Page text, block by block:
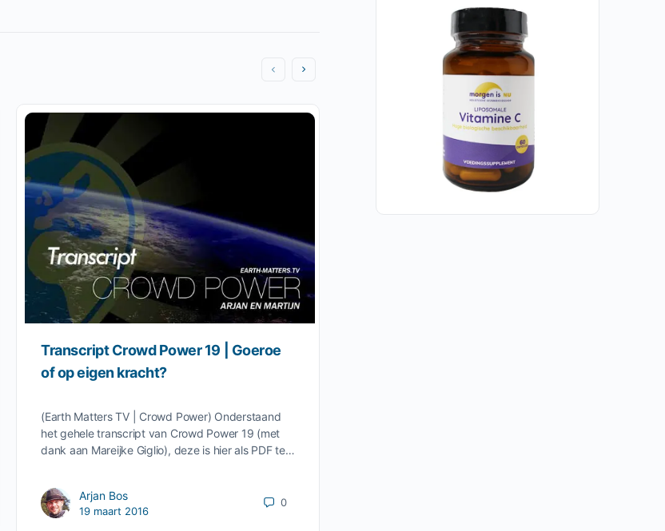
Transcript Crowd Power 19 | Goeroe
of op eigen kracht?
(Earth Matters TV | Crowd Power) Onderstaand
het gehele transcript van Crowd Power 19 (met
dank aan Mareijke Giglio), deze is hier als PDF te…
Arjan Bos
19 maart 2016
0